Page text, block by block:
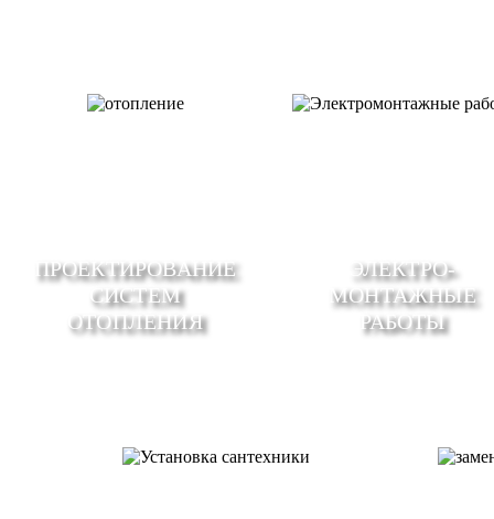
ПРОЕКТИРОВАНИЕ
СИСТЕМ
ОТОПЛЕНИЯ
ЭЛЕКТРО-
МОНТАЖНЫЕ
РАБОТЫ